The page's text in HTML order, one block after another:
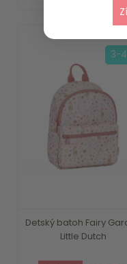
Detský batoh Fairy
Little Dutch
3-